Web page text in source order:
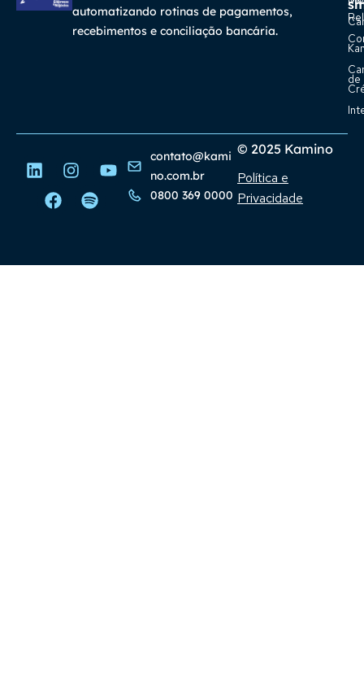
automatizando rotinas de pagamentos,
recebimentos e conciliação bancária.
de
© 2025 Kamino
Política e
Privacidade
contato@kami
no.com.br
0800 369 0000